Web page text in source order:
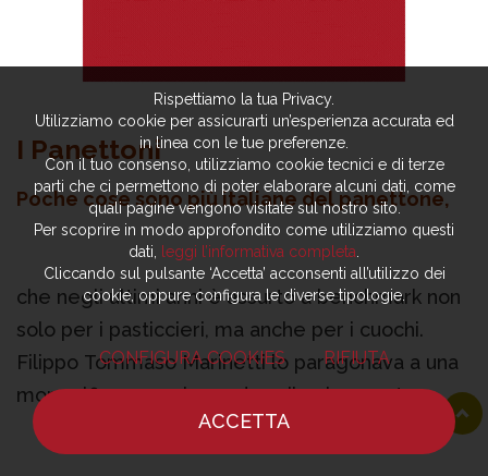
I Panettoni
Poche cose sono più italiane del panettone,
che negli ultimi anni è assurto a benchmark non
solo per i pasticcieri, ma anche per i cuochi.
Filippo Tommaso Marinetti lo paragonava a una
mongolfiera su cui prendere il volo, mentre
sognava con il cuoco futurista Garavelli di
produrne uno gigantesco, simbolo di Milano,
Rispettiamo la tua Privacy.
Utilizziamo cookie per assicurarti un’esperienza accurata ed
in linea con le tue preferenze.
Con il tuo consenso, utilizziamo cookie tecnici e di terze
parti che ci permettono di poter elaborare alcuni dati, come
quali pagine vengono visitate sul nostro sito.
Per scoprire in modo approfondito come utilizziamo questi
dati,
leggi l’informativa completa
Cliccando sul pulsante ‘Accetta’ acconsenti all’utilizzo dei
cookie, oppure configura le diverse tipologie.
CONFIGURA COOKIES RIFIUTA
ACCETTA